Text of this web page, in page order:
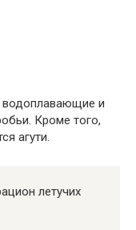
водоплавающие и
Кроме того,
агути.
летучих